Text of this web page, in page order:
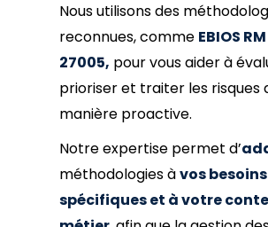
Nous utilisons des
reconnues, comme EBIOS
27005, pour vous aider à
prioriser et traiter les risques
manière proactive.
Notre expertise permet d’
méthodologies àvos besoins
spécifiques et à votre